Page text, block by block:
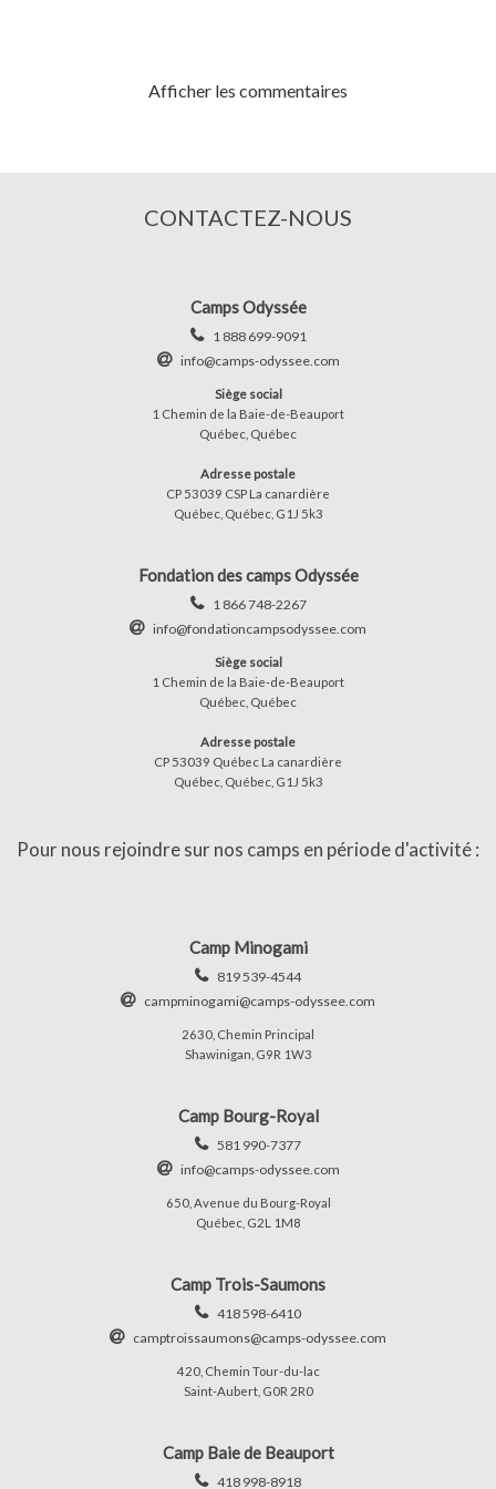
Afficher les commentaires
CONTACTEZ-NOUS
Camps Odyssée
1 888 699-9091
info@camps-odyssee.com
Siège social
1 Chemin de la Baie-de-Beauport
Québec, Québec
Adresse postale
CP 53039 CSP La canardière
Québec, Québec, G1J 5k3
Fondation des camps Odyssée
1 866 748-2267
info@fondationcampsodyssee.com
Siège social
1 Chemin de la Baie-de-Beauport
Québec, Québec
Adresse postale
CP 53039 Québec La canardière
Québec, Québec, G1J 5k3
Pour nous rejoindre sur nos camps en période d'activité :
Camp Minogami
819 539-4544
campminogami@camps-odyssee.com
2630, Chemin Principal
Shawinigan, G9R 1W3
Camp Bourg-Royal
581 990-7377
info@camps-odyssee.com
650, Avenue du Bourg-Royal
Québec, G2L 1M8
Camp Trois-Saumons
418 598-6410
camptroissaumons@camps-odyssee.com
420, Chemin Tour-du-lac
Saint-Aubert, G0R 2R0
Camp Baie de Beauport
418 998-8918